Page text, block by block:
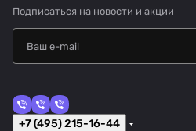
Подписаться на новости и акции
+7 (495) 215-16-44